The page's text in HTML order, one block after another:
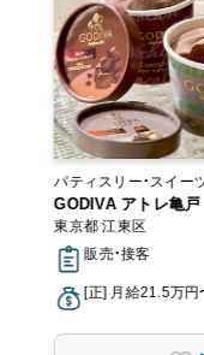
パティスリー・スイー
GODIVA アトレ亀戸
東京都 江東区
販売・接客
[正] 月給21.5万円